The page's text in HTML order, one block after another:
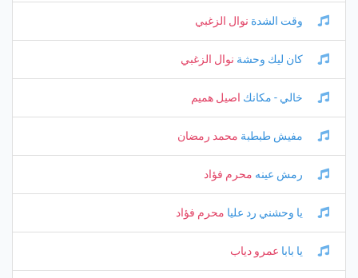
وقت الشدة نوال الزغبي
كان ليك وحشة نوال الزغبي
خالي - مكانك اصيل هميم
مفيش طبطبة محمد رمضان
رمش عينه محرم فؤاد
يا وحشني رد عليا محرم فؤاد
يا بابا عمرو دياب